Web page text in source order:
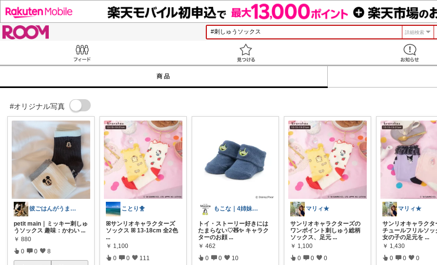
詳細検索
商品
#オリジナル写真
彼ごはんがうますぎる｜yumagohan
petit main｜ミッキー刺しゅ
うソックス 趣味：かわい ...
￥ 880
0 0 8
ことり🐥
ꕤサンリオキャラクターズ
ソックス ꕤ 13-18cm 全2色
...
￥ 1,100
0 0 111
もこな｜4姉妹ママ×子供のも×家事ラク
トイ・ストーリー好きには
たまらない♡🧸✨ キャラク
ターのお顔 ...
￥ 462
0 0 10
マリィ★
サンリオキャラクターズの
ワンポイント刺しゅう総柄
ソックス、足元 ...
￥ 1,100
0 0 0
マリィ★
サンリオキャラクタ
チュールフリルソッ
女の子の足元を ...
￥ 1,430
0 0 0